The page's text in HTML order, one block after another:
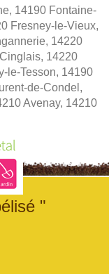
14190 Fontaine-
Fresney-le-Vieux,
14220
14220
le-Tesson, 14190
de-Condel,
Avenay, 14210
"